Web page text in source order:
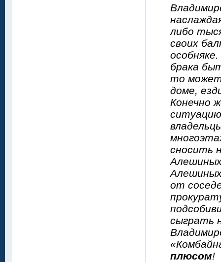
либо
своих
брака
то
доме,
Конечно
сносить
от
сыграть
плюсом!